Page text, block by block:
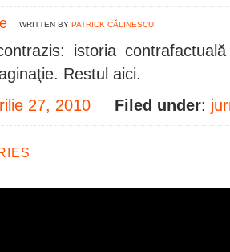
WRITTEN BY PATRICK CĂLINESCU
istoria
Restul aici.
27, 2010 Filed under: